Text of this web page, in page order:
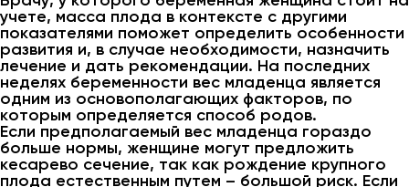
учете, масса плода в контексте с другими
показателями поможет определить особенности
развития и, в случае необходимости, назначить
лечение и дать рекомендации. На последних
неделях беременности вес младенца является
одним из основополагающих факторов, по
которым определяется способ родов.
Если предполагаемый вес младенца гораздо
больше нормы, женщине могут предложить
кесарево сечение, так как рождение крупного
плода естественным путем – большой риск. Если